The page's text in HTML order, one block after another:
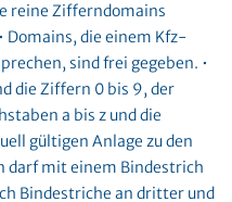
reine Zifferndomains
die einem Kfz-
sind frei gegeben. •
die Ziffern 0 bis 9, der
a bis z und die
gültigen Anlage zu den
darf mit einem Bindestrich
Bindestriche an dritter und